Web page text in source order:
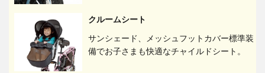
クルームシート
サンシェード、メッシュフットカバー標準装
備でお子さまも快適なチャイルドシート。